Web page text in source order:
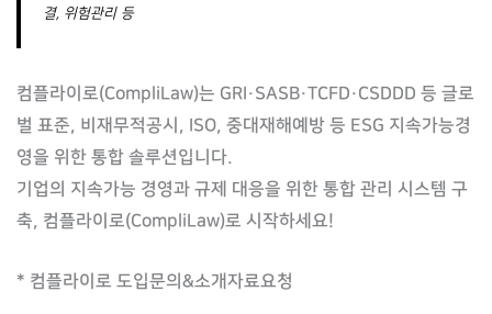
결, 위험관리 등
컴플라이로(CompliLaw)는 GRI·SASB·TCFD·CSDDD 등 글로
벌 표준, 비재무적공시, ISO, 중대재해예방 등 ESG 지속가능경
영을 위한 통합 솔루션입니다.
기업의 지속가능 경영과 규제 대응을 위한 통합 관리 시스템 구
축, 컴플라이로(CompliLaw)로 시작하세요!
* 컴플라이로 도입문의&소개자료요청